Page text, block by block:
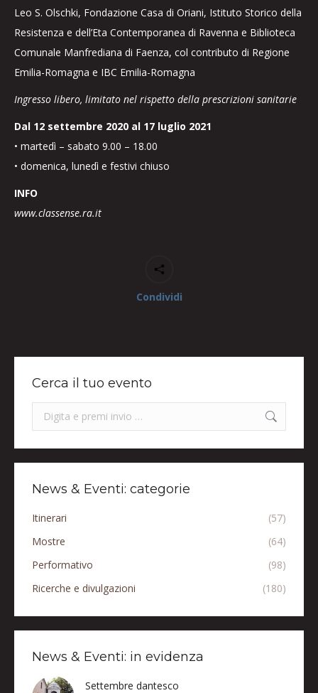
Leo S. Olschki, Fondazione Casa di Oriani, Istituto Storico della
Resistenza e dell’Eta Contemporanea di Ravenna e Biblioteca
Comunale Manfrediana di Faenza, col contributo di Regione
Emilia-Romagna e IBC Emilia-Romagna
Ingresso libero, limitato nel rispetto della prescrizioni sanitarie
Dal 12 settembre 2020 al 17 luglio 2021
• martedì – sabato 9.00 – 18.00
• domenica, lunedì e festivi chiuso
INFO
www.classense.ra.it
Condividi
Cerca il tuo evento
Search:
News & Eventi: categorie
Itinerari
(57)
Mostre
(64)
Performativo
(98)
Ricerche e divulgazioni
(180)
News & Eventi: in evidenza
Settembre dantesco